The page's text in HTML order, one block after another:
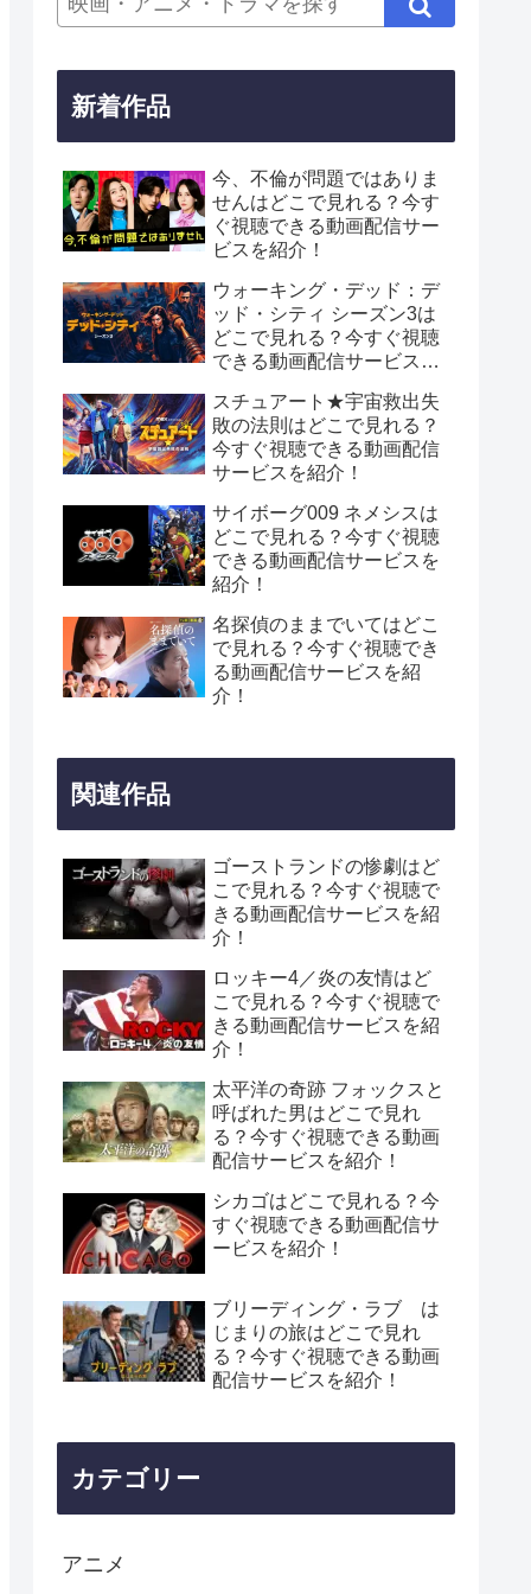
新着作品
今、不倫が問題ではありま
せんはどこで見れる？今す
ぐ視聴できる動画配信サー
ビスを紹介！
ウォーキング・デッド：デ
ッド・シティ シーズン3は
どこで見れる？今すぐ視聴
できる動画配信サービスを
スチュアート★宇宙救出失
敗の法則はどこで見れる？
今すぐ視聴できる動画配信
サービスを紹介！
サイボーグ009 ネメシスは
どこで見れる？今すぐ視聴
できる動画配信サービスを
紹介！
名探偵のままでいてはどこ
で見れる？今すぐ視聴でき
る動画配信サービスを紹
介！
関連作品
ゴーストランドの惨劇はど
こで見れる？今すぐ視聴で
きる動画配信サービスを紹
介！
ロッキー4／炎の友情はど
こで見れる？今すぐ視聴で
きる動画配信サービスを紹
介！
太平洋の奇跡 フォックスと
呼ばれた男はどこで見れ
る？今すぐ視聴できる動画
配信サービスを紹介！
シカゴはどこで見れる？今
すぐ視聴できる動画配信サ
ービスを紹介！
ブリーディング・ラブ は
じまりの旅はどこで見れ
る？今すぐ視聴できる動画
配信サービスを紹介！
カテゴリー
アニメ